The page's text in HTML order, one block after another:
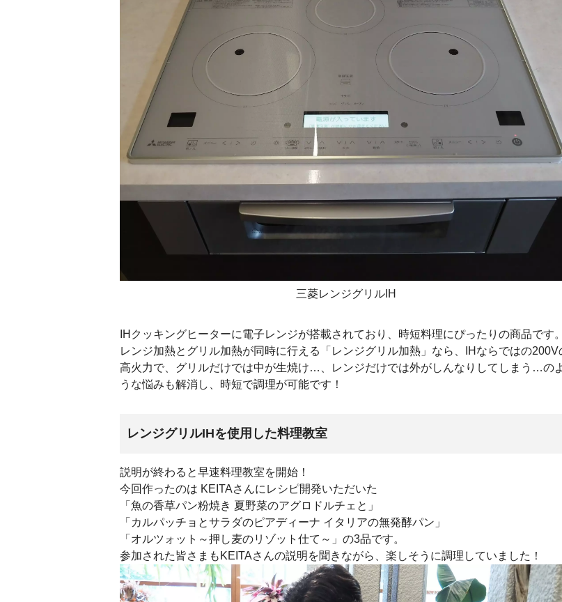
三菱レンジグリルIH
IHクッキングヒーターに電子レンジが搭載されており、時短料理にぴったりの商品です。
レンジ加熱とグリル加熱が同時に行える「レンジグリル加熱」なら、IHならではの200V
高火力で、グリルだけでは中が生焼け…、レンジだけでは外がしんなりしてしまう…の
うな悩みも解消し、時短で調理が可能です！
レンジグリルIHを使用した料理教室
説明が終わると早速料理教室を開始！
今回作ったのは KEITAさんにレシピ開発いただいた
「魚の香草パン粉焼き 夏野菜のアグロドルチェと」
「カルパッチョとサラダのピアディーナ イタリアの無発酵パン」
「オルツォット～押し麦のリゾット仕て～」の3品です。
参加された皆さまもKEITAさんの説明を聞きながら、楽しそうに調理していました！